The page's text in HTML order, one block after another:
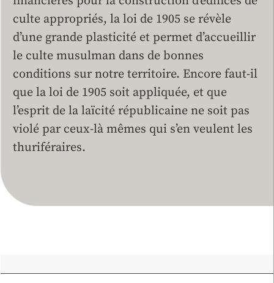
culte appropriés, la loi de 1905 se révèle
d’une grande plasticité et permet d’accueillir
le culte musulman dans de bonnes
conditions sur notre territoire. Encore faut-il
que la loi de 1905 soit appliquée, et que
l’esprit de la laïcité républicaine ne soit pas
violé par ceux-là mêmes qui s’en veulent les
thuriféraires.